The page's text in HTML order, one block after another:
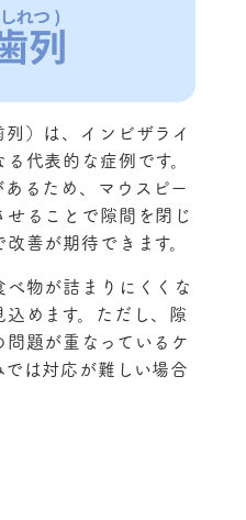
）は、インビザライ
代表的な症例です。
るため、マウスピー
ることで隙間を閉じ
善が期待できます。
物が詰まりにくくな
めます。ただし、隙
題が重なっているケ
は対応が難しい場合